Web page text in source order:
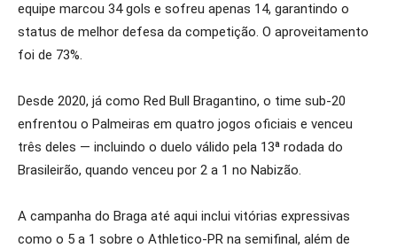
equipe marcou 34 gols e sofreu apenas 14, garantindo o
status de melhor defesa da competição. O aproveitamento
foi de 73%.
Desde 2020, já como Red Bull Bragantino, o time sub-20
enfrentou o Palmeiras em quatro jogos oficiais e venceu
três deles — incluindo o duelo válido pela 13ª rodada do
Brasileirão, quando venceu por 2 a 1 no Nabizão.
A campanha do Braga até aqui inclui vitórias expressivas
como o 5 a 1 sobre o Athletico-PR na semifinal, além de